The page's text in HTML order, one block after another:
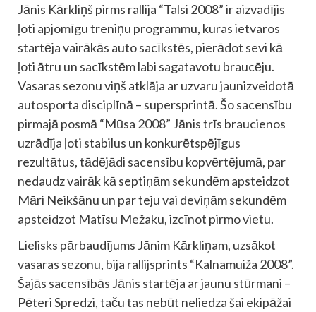
Jānis Kārkliņš pirms rallija “Talsi 2008” ir aizvadījis
ļoti apjomīgu treniņu programmu, kuras ietvaros
startēja vairākās auto sacīkstēs, pierādot sevi kā
ļoti ātru un sacīkstēm labi sagatavotu braucēju.
Vasaras sezonu viņš atklāja ar uzvaru jaunizveidotā
autosporta disciplīnā – supersprintā. Šo sacensību
pirmajā posmā “Mūsa 2008” Jānis trīs braucienos
uzrādīja ļoti stabilus un konkurētspējīgus
rezultātus, tādējādi sacensību kopvērtējumā, par
nedaudz vairāk kā septiņām sekundēm apsteidzot
Māri Neikšānu un par teju vai deviņām sekundēm
apsteidzot Matīsu Mežaku, izcīnot pirmo vietu.
Lielisks pārbaudījums Jānim Kārkliņam, uzsākot
vasaras sezonu, bija rallijsprints “Kalnamuiža 2008”.
Šajās sacensībās Jānis startēja ar jaunu stūrmani –
Pēteri Spredzi, taču tas nebūt neliedza šai ekipāžai